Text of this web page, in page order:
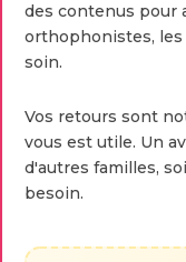
des contenus pour
orthophonistes, les
soin.
Vos retours sont
vous est utile. Un
d'autres familles,
besoin.